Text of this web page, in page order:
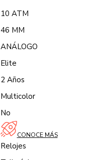
10 ATM
46 MM
ANÁLOGO
Elite
2 Años
Multicolor
No
CONOCE MÁS
Relojes